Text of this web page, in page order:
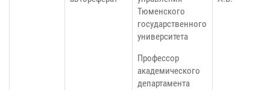
Тюменского
государственного
университета
Профессор
академического
департамента